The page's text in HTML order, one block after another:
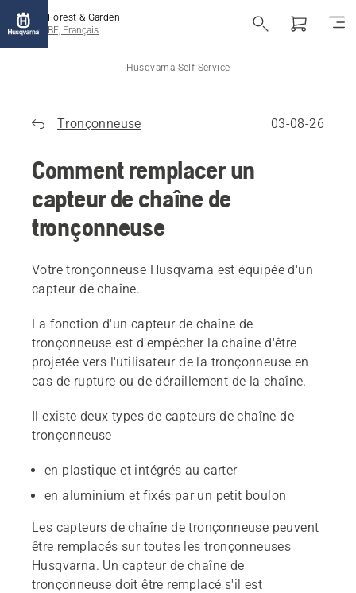
Forest & Garden
BE, Français
Husqvarna Self-Service
Tronçonneuse 03-08-26
Comment remplacer un
capteur de chaîne de
tronçonneuse
Votre tronçonneuse Husqvarna est équipée d'un
capteur de chaîne.
La fonction d'un capteur de chaîne de
tronçonneuse est d'empêcher la chaîne d'être
projetée vers l'utilisateur de la tronçonneuse en
cas de rupture ou de déraillement de la chaîne.
Il existe deux types de capteurs de chaîne de
tronçonneuse
en plastique et intégrés au carter
en aluminium et fixés par un petit boulon
Les capteurs de chaîne de tronçonneuse peuvent
être remplacés sur toutes les tronçonneuses
Husqvarna. Un capteur de chaîne de
tronçonneuse doit être remplacé s'il est